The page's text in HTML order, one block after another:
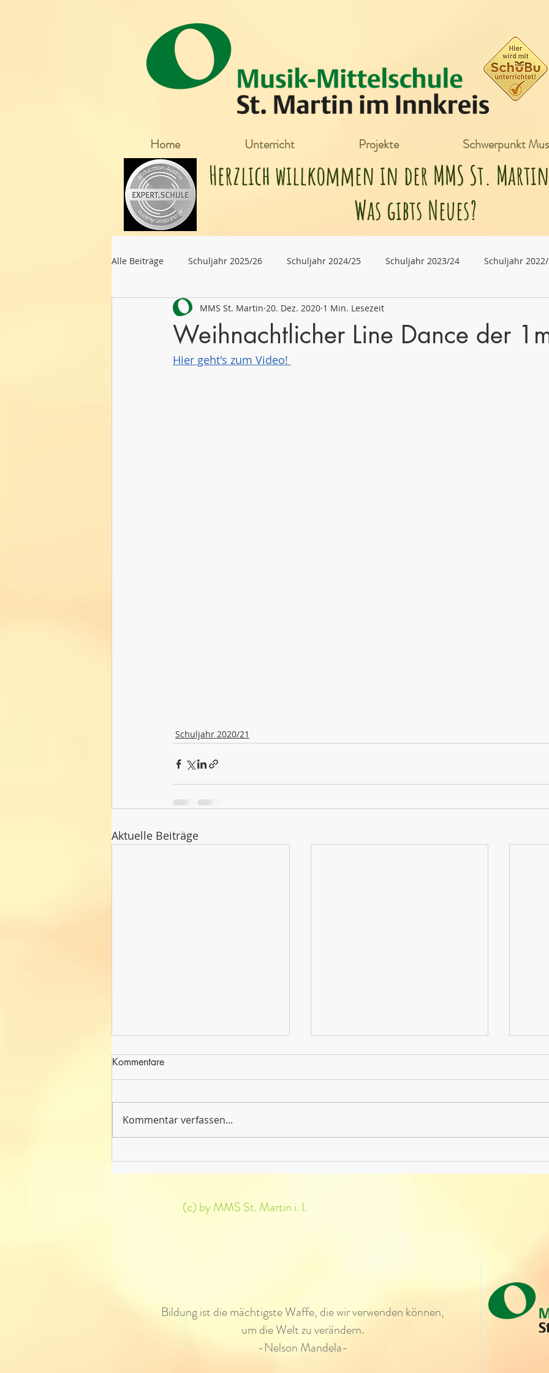
Herzlich willkommen in der MMS St.
Was gibts Neues?
Alle Beiträge Schuljahr 2025/26 Schuljahr 2024/25 Schuljahr 2023/24 Schuljahr
Schuljahr 2021/22 Schuljahr 2020/21 Schuljahr 2019/20
Weihnachtlicher Line Dance der
MMS St. Martin 20. Dez. 2020 1 Min. Lesezeit
Hier geht's zum Video!
Schuljahr 2020/21
Aktuelle Beiträge
Raumgestaltung in 3D - Ein
Projekt der 1a Klasse
4
Kommentare
Kommentar verfassen...
Home Unterricht Projekte Schwerpunkt
(c) by MMS St. Martin i. I.
Bildung ist die mächtigste Waffe, die wir verwenden können,
um die Welt zu verändern.
-Nelson Mandela-